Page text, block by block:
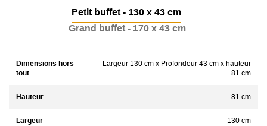
Petit buffet - 130 x 43 cm
Grand buffet - 170 x 43 cm
Dimensions hors
tout
Largeur 130 cm x Profondeur 43 cm x hauteur
81 cm
Hauteur 81 cm
Largeur 130 cm